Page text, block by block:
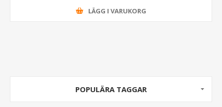
LÄGG I VARUKORG
POPULÄRA TAGGAR